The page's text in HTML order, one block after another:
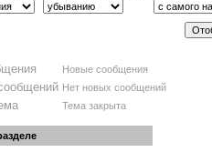
Новые сообщения
Нет новых сообщений
Тема закрыта